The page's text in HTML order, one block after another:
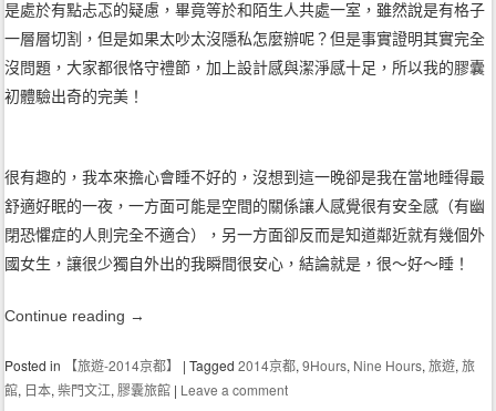
是處於有點忐忑的疑慮，畢竟等於和陌生人共處一室，雖然說是有格子
一層層切割，但是如果太吵太沒隱私怎麼辦呢？但是事實證明其實完全
沒問題，大家都很恪守禮節，加上設計感與潔淨感十足，所以我的膠囊
初體驗出奇的完美！
很有趣的，我本來擔心會睡不好的，沒想到這一晚卻是我在當地睡得最
舒適好眠的一夜，一方面可能是空間的關係讓人感覺很有安全感（有幽
閉恐懼症的人則完全不適合），另一方面卻反而是知道鄰近就有幾個外
國女生，讓很少獨自外出的我瞬間很安心，結論就是，很～好～睡！
Continue reading →
Posted in 【旅遊-2014京都】 |Tagged2014京都,9Hours, Nine Hours,旅遊,旅
館, 日本,柴門文江,膠囊旅館 | Leave a comment